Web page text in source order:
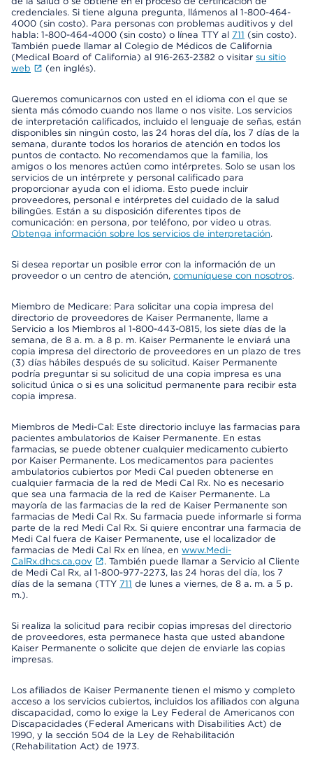
credenciales. Si tiene alguna pregunta, llámenos al 1-800-464-
4000 (sin costo). Para personas con problemas auditivos y del
habla: 1-800-464-4000 (sin costo) o línea TTY al 711 (sin costo).
También puede llamar al Colegio de Médicos de California
(Medical Board of California) al 916-263-2382 o visitar su sitio
web
(en inglés).
Queremos comunicarnos con usted en el idioma con el que se
sienta más cómodo cuando nos llame o nos visite. Los servicios
de interpretación calificados, incluido el lenguaje de señas, están
disponibles sin ningún costo, las 24 horas del día, los 7 días de la
semana, durante todos los horarios de atención en todos los
puntos de contacto. No recomendamos que la familia, los
amigos o los menores actúen como intérpretes. Solo se usan los
servicios de un intérprete y personal calificado para
proporcionar ayuda con el idioma. Esto puede incluir
proveedores, personal e intérpretes del cuidado de la salud
bilingües. Están a su disposición diferentes tipos de
comunicación: en persona, por teléfono, por video u otras.
Obtenga información sobre los servicios de interpretación.
Si desea reportar un posible error con la información de un
proveedor o un centro de atención, comuníquese con nosotros.
Miembro de Medicare: Para solicitar una copia impresa del
directorio de proveedores de Kaiser Permanente, llame a
Servicio a los Miembros al 1-800-443-0815, los siete días de la
semana, de 8 a. m. a 8 p. m. Kaiser Permanente le enviará una
copia impresa del directorio de proveedores en un plazo de tres
(3) días hábiles después de su solicitud. Kaiser Permanente
podría preguntar si su solicitud de una copia impresa es una
solicitud única o si es una solicitud permanente para recibir esta
copia impresa.
Miembros de Medi-Cal: Este directorio incluye las farmacias para
pacientes ambulatorios de Kaiser Permanente. En estas
farmacias, se puede obtener cualquier medicamento cubierto
por Kaiser Permanente. Los medicamentos para pacientes
ambulatorios cubiertos por Medi Cal pueden obtenerse en
cualquier farmacia de la red de Medi Cal Rx. No es necesario
que sea una farmacia de la red de Kaiser Permanente. La
mayoría de las farmacias de la red de Kaiser Permanente son
farmacias de Medi Cal Rx. Su farmacia puede informarle si forma
parte de la red Medi Cal Rx. Si quiere encontrar una farmacia de
Medi Cal fuera de Kaiser Permanente, use el localizador de
farmacias de Medi Cal Rx en línea, en www.Medi-
CalRx.dhcs.ca.gov
. También puede llamar a Servicio al Cliente
de Medi Cal Rx, al 1-800-977-2273, las 24 horas del día, los 7
días de la semana (TTY 711 de lunes a viernes, de 8 a. m. a 5 p.
m.).
Si realiza la solicitud para recibir copias impresas del directorio
de proveedores, esta permanece hasta que usted abandone
Kaiser Permanente o solicite que dejen de enviarle las copias
impresas.
Los afiliados de Kaiser Permanente tienen el mismo y completo
acceso a los servicios cubiertos, incluidos los afiliados con alguna
discapacidad, como lo exige la Ley Federal de Americanos con
Discapacidades (Federal Americans with Disabilities Act) de
1990, y la sección 504 de la Ley de Rehabilitación
(Rehabilitation Act) de 1973.